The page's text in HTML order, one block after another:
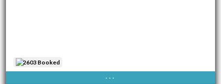
AVAIBLE EVERY DAY
2603 Booked